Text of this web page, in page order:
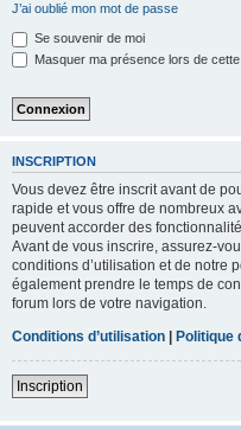
J’ai oublié mon mot de passe
Se souvenir de moi
Masquer ma présence lors de
INSCRIPTION
Vous devez être inscrit avant de
rapide et vous offre de nombreux
peuvent accorder des
Avant de vous inscrire, assurez-
conditions d’utilisation et de notre
également prendre le temps de
forum lors de votre navigation.
Conditions d’utilisation | Politique
Inscription